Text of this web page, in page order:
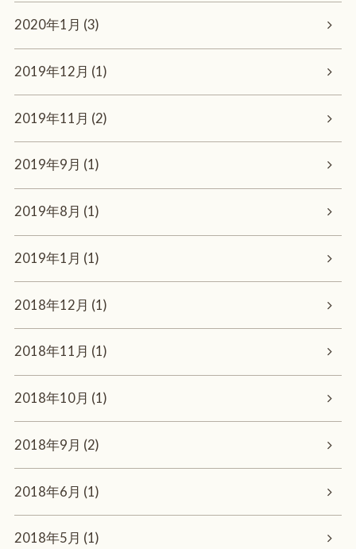
2020年1月 (3)
2019年12月 (1)
2019年11月 (2)
2019年9月 (1)
2019年8月 (1)
2019年1月 (1)
2018年12月 (1)
2018年11月 (1)
2018年10月 (1)
2018年9月 (2)
2018年6月 (1)
2018年5月 (1)